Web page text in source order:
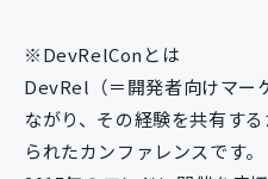
※DevRelConとは
DevRel（＝開発者向けマー
ながり、その経験を共有す
られたカンファレンスです。